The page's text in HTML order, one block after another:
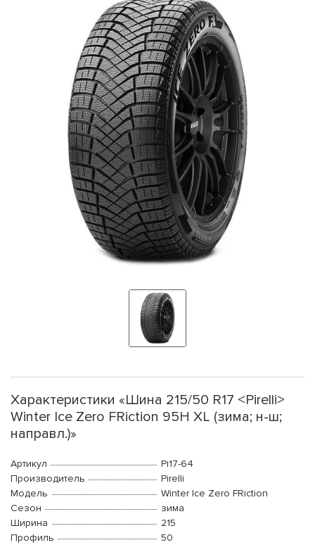
Характеристики «Шина 215/50 R17 <Pirelli>
Winter Ice Zero FRiction 95H XL (зима; н-ш;
направл.)»
Артикул
Pi17-64
Производитель
Pirelli
Модель
Winter Ice Zero FRiction
Сезон
зима
Ширина
215
Профиль
50